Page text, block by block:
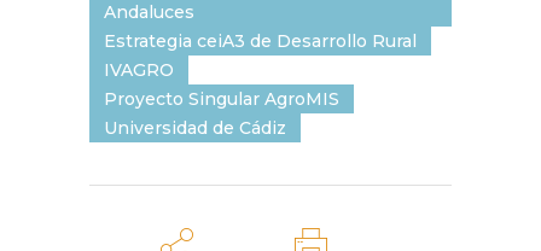
Andaluces
Estrategia ceiA3 de Desarrollo Rural
IVAGRO
Proyecto Singular AgroMIS
Universidad de Cádiz